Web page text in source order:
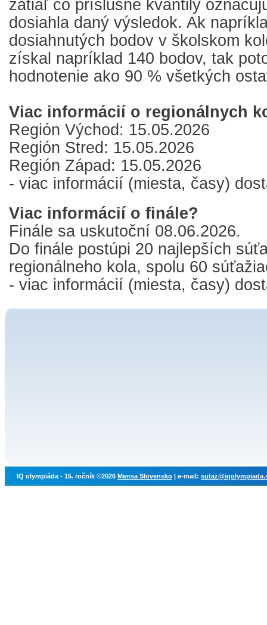
zatiaľ čo príslušné kvantily
dosiahla daný výsledok. Ak
dosiahnutých bodov v školskom
získal napríklad 140 bodov, tak
hodnotenie ako 90 % všetkých
Viac informácií o regionálnych
Región Východ: 15.05.2026
Región Stred: 15.05.2026
Región Západ: 15.05.2026
- viac informácií (miesta, časy)
Viac informácií o finále?
Finále sa uskutoční 08.06.2026.
Do finále postúpi 20 najlepších
regionálneho kola, spolu 60
- viac informácií (miesta, časy)
IQ olympiáda - 15. ročník ©2026 Mensa Slovensko | e-mail: